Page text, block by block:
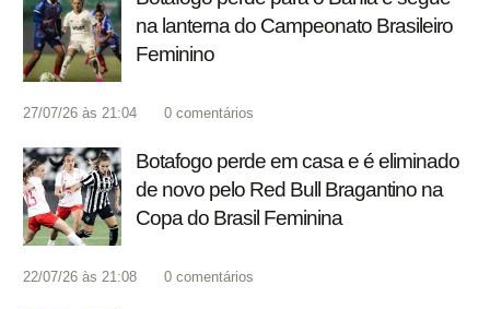
na lanterna do Campeonato Brasileiro
Feminino
27/07/26 às 21:04 0 comentários
Botafogo perde em casa e é eliminado
de novo pelo Red Bull Bragantino na
Copa do Brasil Feminina
22/07/26 às 21:08 0 comentários